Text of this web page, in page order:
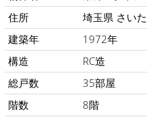
住所
埼玉県 さい
建築年
1972年
構造
RC造
総戸数
35部屋
階数
8階